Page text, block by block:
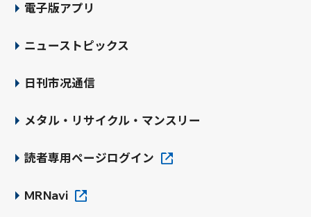
電子版アプリ
ニューストピックス
日刊市况通信
メタル・リサイクル・マンスリー
読者専用ページログイン
MRNavi